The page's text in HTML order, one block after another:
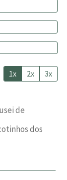
1x 2x 3x
de
dos